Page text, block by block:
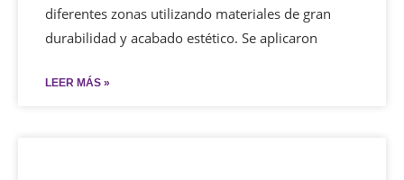
diferentes zonas utilizando materiales de gran
durabilidad y acabado estético. Se aplicaron
LEER MÁS »